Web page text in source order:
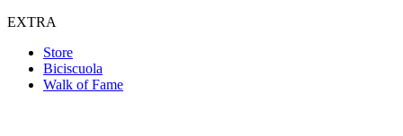
EXTRA
Store
Biciscuola
Walk of Fame